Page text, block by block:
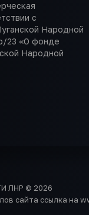
с
Народной
23 «О фонде
Народной
ЛНР © 2026
сайта ссылка на